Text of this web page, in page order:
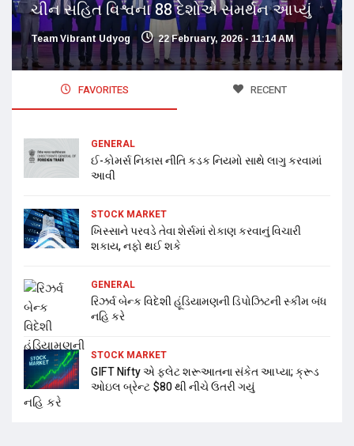
ચીન સહિત વિશ્વના 88 દેશોએ સમર્થન આપ્યું
Team Vibrant Udyog 22 February, 2026 - 11:14 AM
FAVORITES RECENT
GENERAL
ઈ-કોમર્સ નિકાસ નીતિ કડક નિયમો સાથે લાગુ કરવામાં
આવી
STOCK MARKET
ખિસ્સાને પરવડે તેવા શેર્સમાં રોકાણ કરવાનું વિચારી
શકાય, નફો થઈ શકે
GENERAL
રિઝર્વ બેન્ક વિદેશી હૂંડિયામણની ડિપોઝિટની સ્કીમ બંધ
નહિ કરે
STOCK MARKET
GIFT Nifty એ ફ્લેટ શરૂઆતના સંકેત આપ્યા; ક્રૂડ
ઓઇલ બ્રેન્ટ $80 થી નીચે ઉતરી ગયું